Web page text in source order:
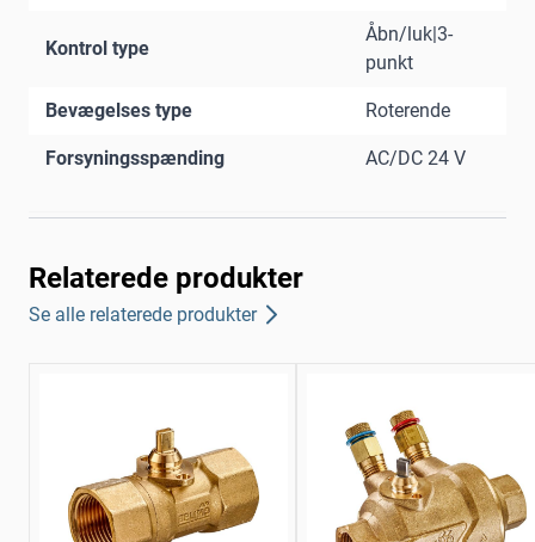
Kontrol type
Åbn/luk|3-
punkt
Bevægelses type Roterende
Forsyningsspænding AC/DC 24 V
Relaterede produkter
Se alle relaterede produkter